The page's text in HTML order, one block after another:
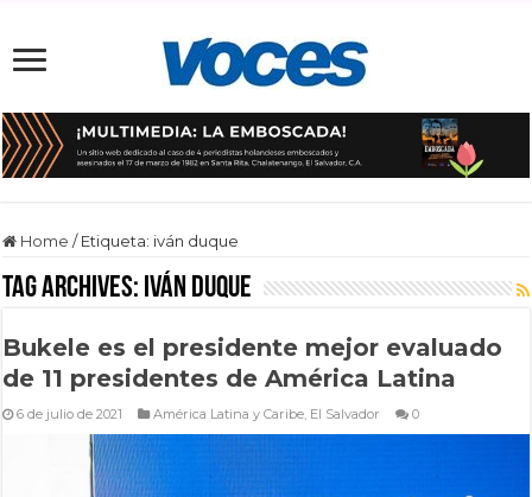
Home / Etiqueta: iván duque
Tag Archives: iván duque
Bukele es el presidente mejor evaluado
de 11 presidentes de América Latina
6 de julio de 2021 América Latina y Caribe, El Salvador 0